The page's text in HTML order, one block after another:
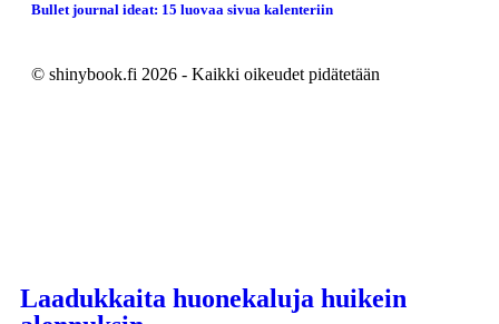
Bullet journal ideat: 15 luovaa sivua kalenteriin
© shinybook.fi 2026 - Kaikki oikeudet pidätetään
Laadukkaita huonekaluja huikein